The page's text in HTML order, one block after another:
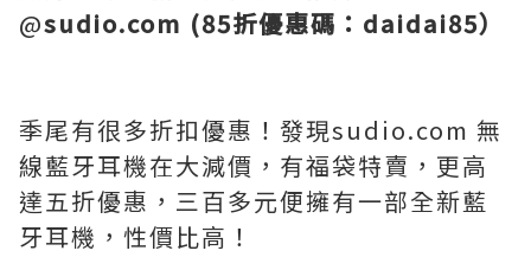
@sudio.com (85折優惠碼：daidai85）
季尾有很多折扣優惠！發現sudio.com 無
線藍牙耳機在大減價，有福袋特賣，更高
達五折優惠，三百多元便擁有一部全新藍
牙耳機，性價比高！